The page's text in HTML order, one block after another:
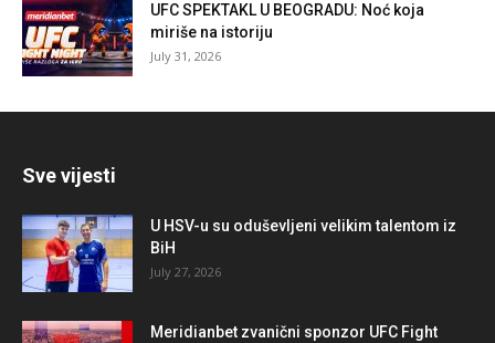
UFC SPEKTAKL U BEOGRADU: Noć koja
miriše na istoriju
July 31, 2026
Sve vijesti
U HSV-u su oduševljeni velikim talentom iz
BiH
July 27, 2026
Meridianbet zvanični sponzor UFC Fight